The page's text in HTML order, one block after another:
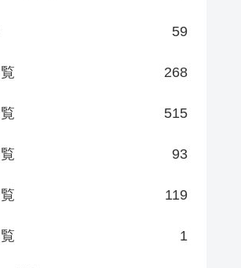
59
268
515
93
119
1